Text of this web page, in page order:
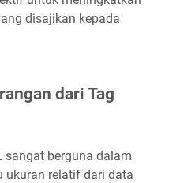
disajikan kepada
dari Tag
sangat berguna dalam
ukuran relatif dari data